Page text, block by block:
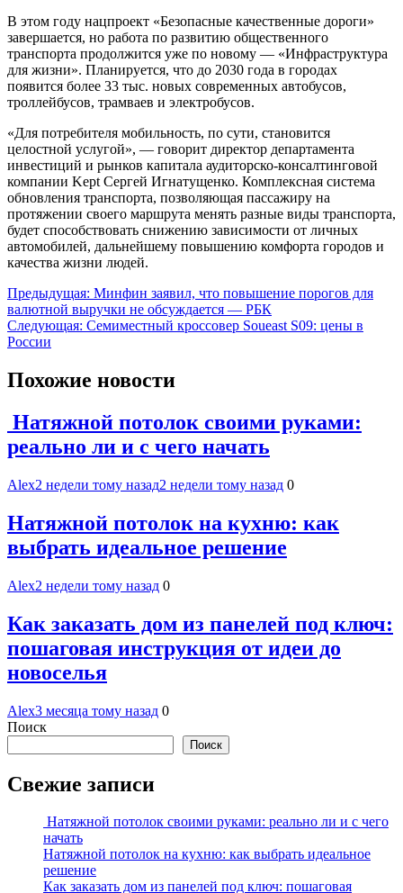
В этом году нацпроект «Безопасные качественные дороги»
завершается, но работа по развитию общественного
транспорта продолжится уже по новому — «Инфраструктура
для жизни». Планируется, что до 2030 года в городах
появится более 33 тыс. новых современных автобусов,
троллейбусов, трамваев и электробусов.
«Для потребителя мобильность, по сути, становится
целостной услугой», — говорит директор департамента
инвестиций и рынков капитала аудиторско-консалтинговой
компании Kept Сергей Игнатущенко. Комплексная система
обновления транспорта, позволяющая пассажиру на
протяжении своего маршрута менять разные виды транспорта,
будет способствовать снижению зависимости от личных
автомобилей, дальнейшему повышению комфорта городов и
качества жизни людей.
Навигация
по
записям
Предыдущая: Минфин заявил, что повышение порогов для
валютной выручки не обсуждается — РБК
Следующая: Семиместный кроссовер Soueast S09: цены в
России
Похожие новости
Натяжной потолок своими руками:
реально ли и с чего начать
Alex2 недели тому назад2 недели тому назад 0
Натяжной потолок на кухню: как
выбрать идеальное решение
Alex2 недели тому назад 0
Как заказать дом из панелей под ключ:
пошаговая инструкция от идеи до
новоселья
Alex3 месяца тому назад 0
Поиск
Поиск
Свежие записи
Натяжной потолок своими руками: реально ли и с чего
начать
Натяжной потолок на кухню: как выбрать идеальное
решение
Как заказать дом из панелей под ключ: пошаговая